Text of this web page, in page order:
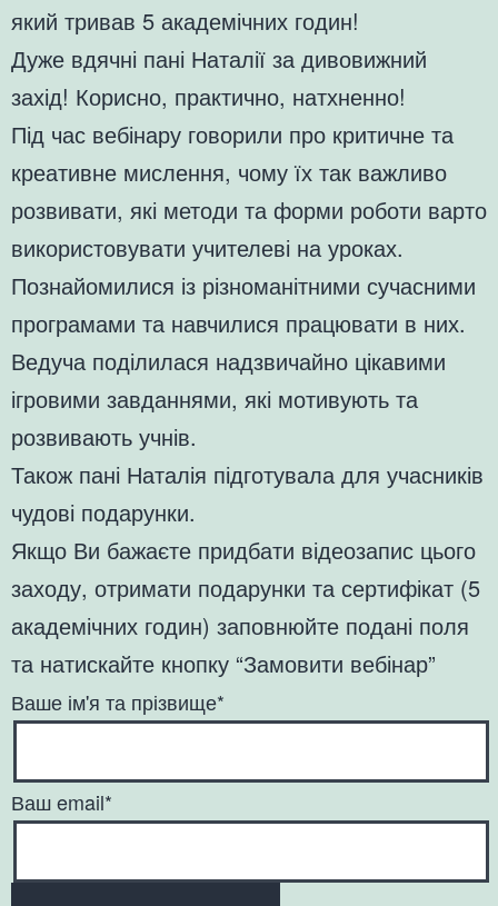
який тривав 5 академічних годин!
Дуже вдячні пані Наталії за дивовижний
захід! Корисно, практично, натхненно!
Під час вебінару говорили про критичне та
креативне мислення, чому їх так важливо
розвивати, які методи та форми роботи варто
використовувати учителеві на уроках.
Познайомилися із різноманітними сучасними
програмами та навчилися працювати в них.
Ведуча поділилася надзвичайно цікавими
ігровими завданнями, які мотивують та
розвивають учнів.
Також пані Наталія підготувала для учасників
чудові подарунки.
Якщо Ви бажаєте придбати відеозапис цього
заходу, отримати подарунки та сертифікат (5
академічних годин) заповнюйте подані поля
та натискайте кнопку “Замовити вебінар”
Ваше ім'я та прізвище*
Ваш email*